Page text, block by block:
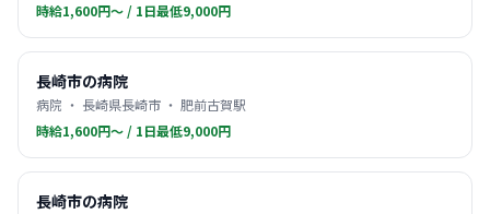
時給1,600円〜 / 1日最低9,000円
長崎市の病院
病院 ・ 長崎県長崎市 ・ 肥前古賀駅
時給1,600円〜 / 1日最低9,000円
長崎市の病院